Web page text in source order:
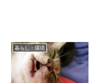
暮らし・環境